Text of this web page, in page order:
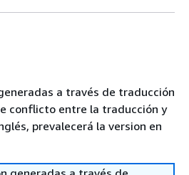
a través de traducción
conflicto entre la traducción y
prevalecerá la version en